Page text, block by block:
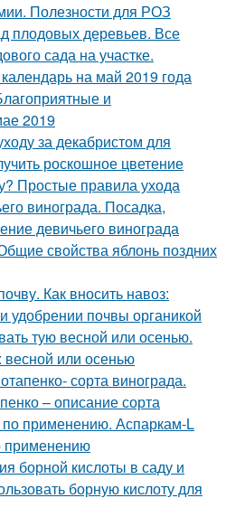
Полезности для РОЗ
плодовых деревьев. Все
сада на участке.
на май 2019 года
и
2019
за декабристом для
роскошное цветение
Простые правила ухода
винограда. Посадка,
девичьего винограда
свойства яблонь поздних
Как вносить навоз:
удобрении почвы органикой
тую весной или осенью.
весной или осенью
сорта винограда.
– описание сорта
по применению. Аспаркам-L
применению
борной кислоты в саду и
борную кислоту для